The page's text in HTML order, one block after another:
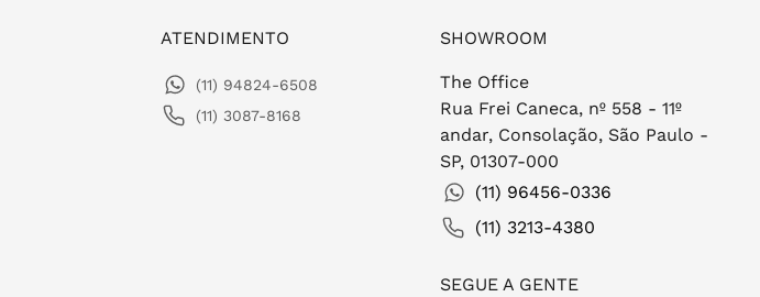
ATENDIMENTO
(11) 94824-6508
(11) 3087-8168
SHOWROOM
The Office
Rua Frei Caneca, nº 558 - 11º
andar, Consolação, São Paulo -
SP, 01307-000
(11) 96456-0336
(11) 3213-4380
SEGUE A GENTE